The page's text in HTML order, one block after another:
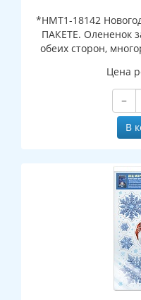
*НМТ1-18142
ПАКЕТЕ. Олененок
обеих сторон,
упаковке, с
Цена
−
В